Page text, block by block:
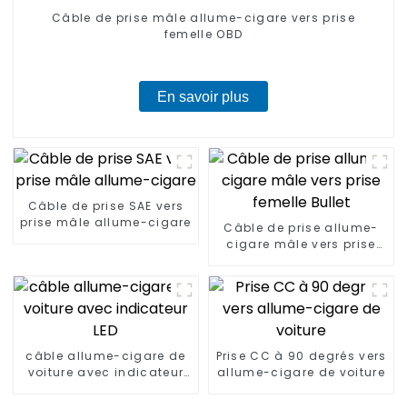
Câble de prise mâle allume-cigare vers prise
femelle OBD
En savoir plus
Câble de prise SAE vers
prise mâle allume-cigare
Câble de prise allume-
cigare mâle vers prise
câble allume-cigare de
voiture avec indicateur
Prise CC à 90 degrés vers
allume-cigare de voiture